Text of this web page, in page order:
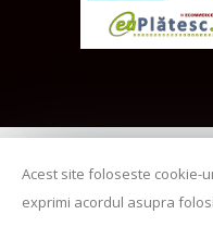
Acest site foloseste cookie-
exprimi acordul asupra